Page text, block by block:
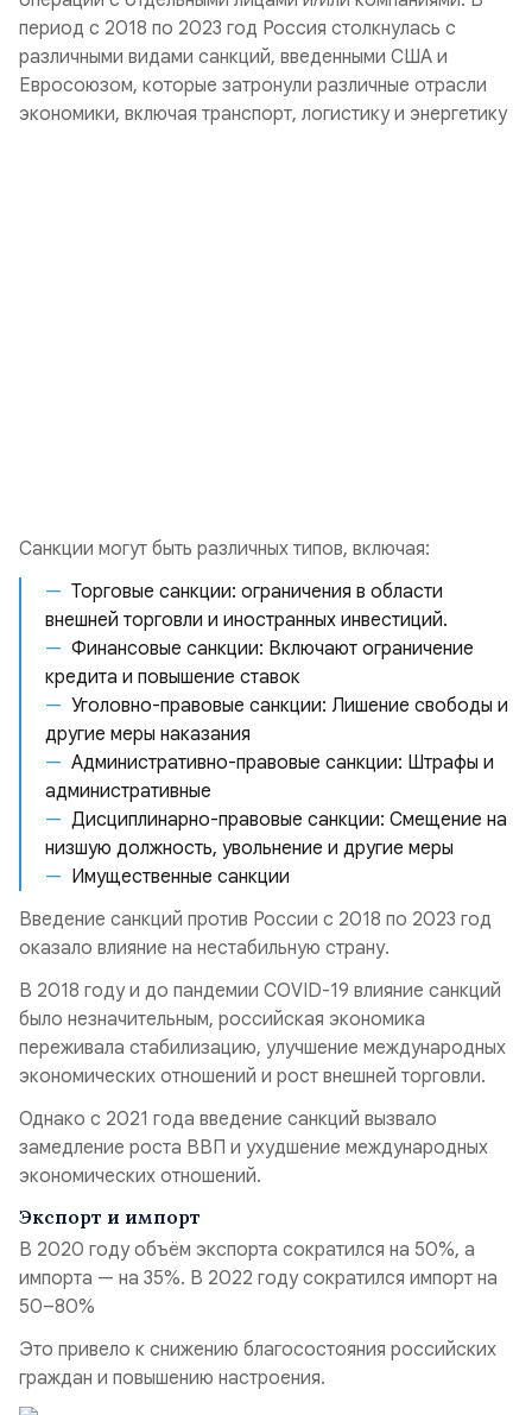
период с 2018 по 2023 год Россия столкнулась с
различными видами санкций, введенными США и
Евросоюзом, которые затронули различные отрасли
экономики, включая транспорт, логистику и энергетику
Санкции могут быть различных типов, включая:
Торговые санкции: ограничения в области
внешней торговли и иностранных инвестиций.
Финансовые санкции: Включают ограничение
кредита и повышение ставок
Уголовно-правовые санкции: Лишение свободы и
другие меры наказания
Административно-правовые санкции: Штрафы и
административные
Дисциплинарно-правовые санкции: Смещение на
низшую должность, увольнение и другие меры
Имущественные санкции
Введение санкций против России с 2018 по 2023 год
оказало влияние на нестабильную страну.
В 2018 году и до пандемии COVID-19 влияние санкций
было незначительным, российская экономика
переживала стабилизацию, улучшение международных
экономических отношений и рост внешней торговли.
Однако с 2021 года введение санкций вызвало
замедление роста ВВП и ухудшение международных
экономических отношений.
Экспорт и импорт
В 2020 году объём экспорта сократился на 50%, а
импорта — на 35%. В 2022 году сократился импорт на
50–80%
Это привело к снижению благосостояния российских
граждан и повышению настроения.